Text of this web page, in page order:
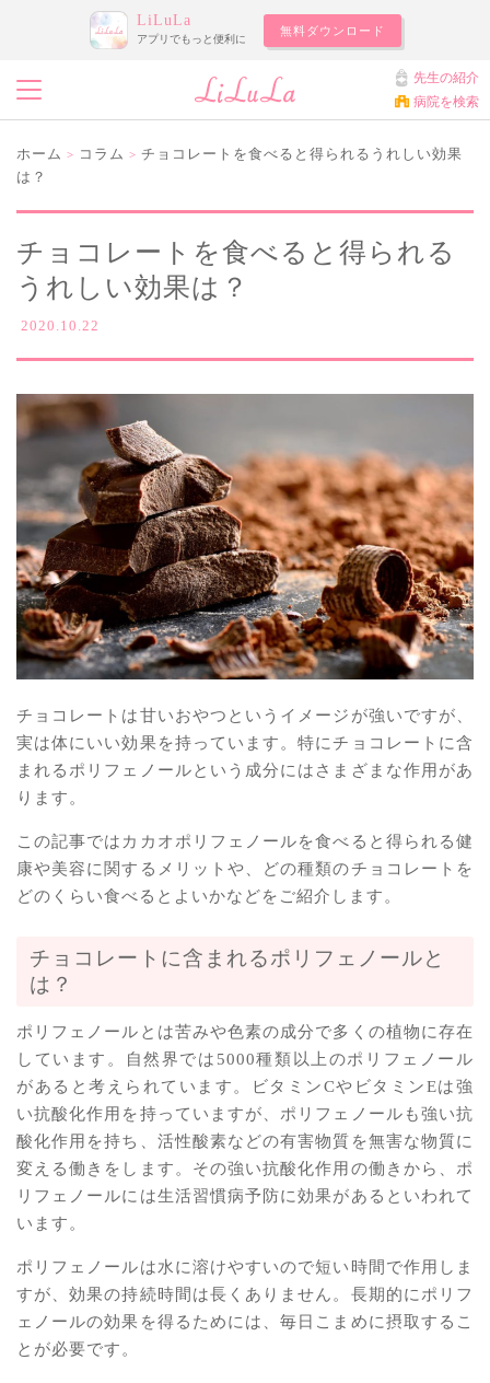
LiLuLa
アプリでもっと便利に
無料ダウンロード
先生の紹介
病院を検索
ホーム > コラム > チョコレートを食べると得られるうれしい効果
は？
チョコレートを食べると得られる
うれしい効果は？
2020.10.22
チョコレートは甘いおやつというイメージが強いですが、
実は体にいい効果を持っています。特にチョコレートに含
まれるポリフェノールという成分にはさまざまな作用があ
ります。
この記事ではカカオポリフェノールを食べると得られる健
康や美容に関するメリットや、どの種類のチョコレートを
どのくらい食べるとよいかなどをご紹介します。
チョコレートに含まれるポリフェノールと
は？
ポリフェノールとは苦みや色素の成分で多くの植物に存在
しています。自然界では5000種類以上のポリフェノール
があると考えられています。ビタミンCやビタミンEは強
い抗酸化作用を持っていますが、ポリフェノールも強い抗
酸化作用を持ち、活性酸素などの有害物質を無害な物質に
変える働きをします。その強い抗酸化作用の働きから、ポ
リフェノールには生活習慣病予防に効果があるといわれて
います。
ポリフェノールは水に溶けやすいので短い時間で作用しま
すが、効果の持続時間は長くありません。長期的にポリフ
ェノールの効果を得るためには、毎日こまめに摂取するこ
とが必要です。